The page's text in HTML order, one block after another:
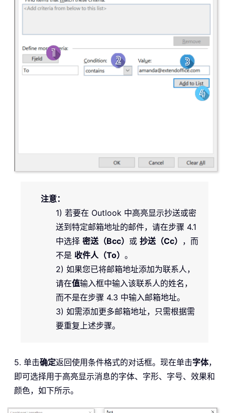
注意：
1) 若要在 Outlook 中高亮显示抄送或密
送到特定邮箱地址的邮件，请在步骤 4.1
中选择 密送（Bcc） 或 抄送（Cc） ，而
不是 收件人（To） 。
2) 如果您已将邮箱地址添加为联系人，
请在值输入框中输入该联系人的姓名，
而不是在步骤 4.3 中输入邮箱地址。
3) 如需添加更多邮箱地址，只需根据需
要重复上述步骤。
5. 单击确定返回使用条件格式的对话框。现在单击字体，
即可选择用于高亮显示消息的字体、字形、字号、效果和
颜色，如下所示。